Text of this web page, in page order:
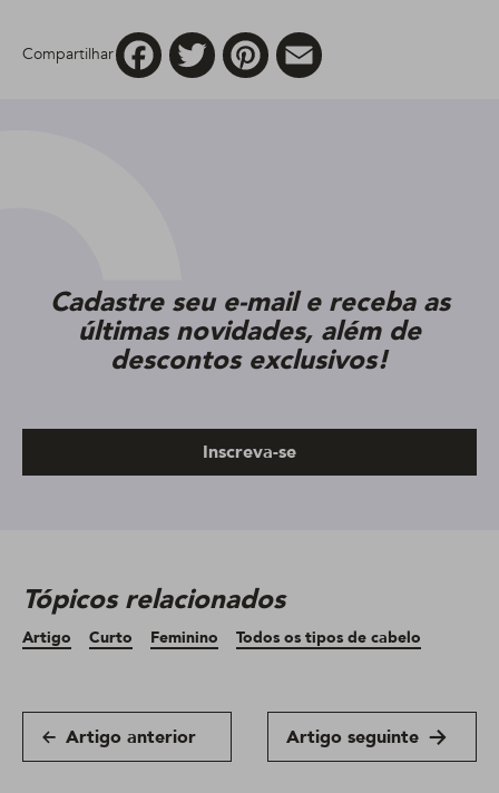
Compartilhar
FacebookTwitter Pinterest
Cadastre seu e-mail e receba as
últimas novidades, além de
descontos exclusivos!
Inscreva-se
Tópicos relacionados
Artigo Curto Feminino Todos os tipos de cabelo
Artigo anterior Artigo seguinte